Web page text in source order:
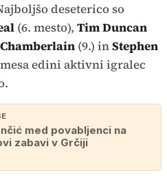
deseterico so
(6. mesto), Tim Duncan
(9.) inStephen
edini aktivni igralec
med povabljenci na
zabavi v Grčiji